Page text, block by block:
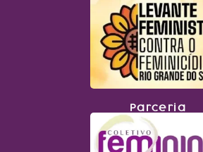
Parceria